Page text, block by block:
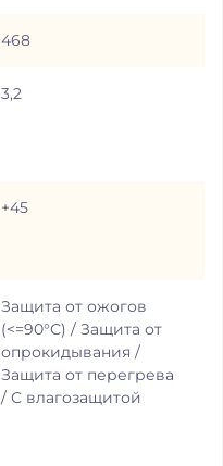
468
3,2
+45
Защита от ожогов
(<=90°С) / Защита от
опрокидывания /
Защита от перегрева
/ С влагозащитой